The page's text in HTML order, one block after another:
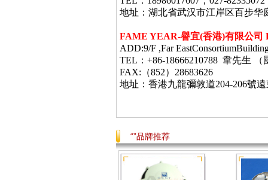
地址：湖北省武汉市江岸区百步华
FAME YEAR-譽宜(香港)有限公司
ADD:9/F ,Far
TEL：+86-18666210788 韋先生
FAX:（852）28683626
地址：香港九龍彌敦道204-206號
“”品牌推荐